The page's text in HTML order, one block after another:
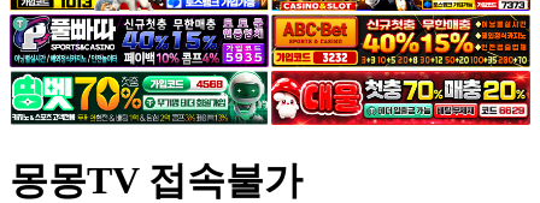
몽몽TV 접속불가